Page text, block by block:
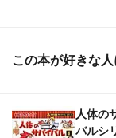
この本が好きな
人体の
バルシ